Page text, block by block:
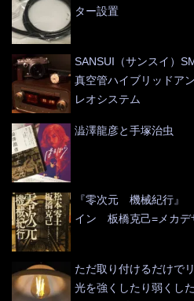
ター設置
SANSUI（サンスイ）
真空管ハイブリッドア
レオシステム
澁澤龍彦と手塚治虫
『零次元 機械紀行』
イン 板橋克己=メカデ
ただ取り付けるだけで
光を強くしたり弱くし